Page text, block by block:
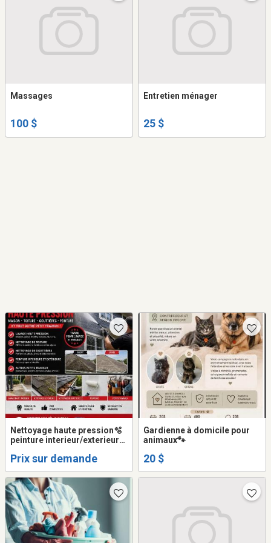
Massages
100 $
Entretien ménager
25 $
Nettoyage haute pression🫧
peinture interieur/exterieur🎨
autres travaux divers 👍🏼
Prix sur demande
Gardienne à domicile pour
animaux🐾
20 $